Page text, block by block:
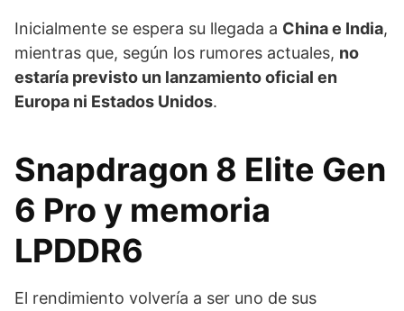
Inicialmente se espera su llegada a China e India,
mientras que, según los rumores actuales, no
estaría previsto un lanzamiento oficial en
Europa ni Estados Unidos.
Snapdragon 8 Elite Gen
6 Pro y memoria
LPDDR6
El rendimiento volvería a ser uno de sus